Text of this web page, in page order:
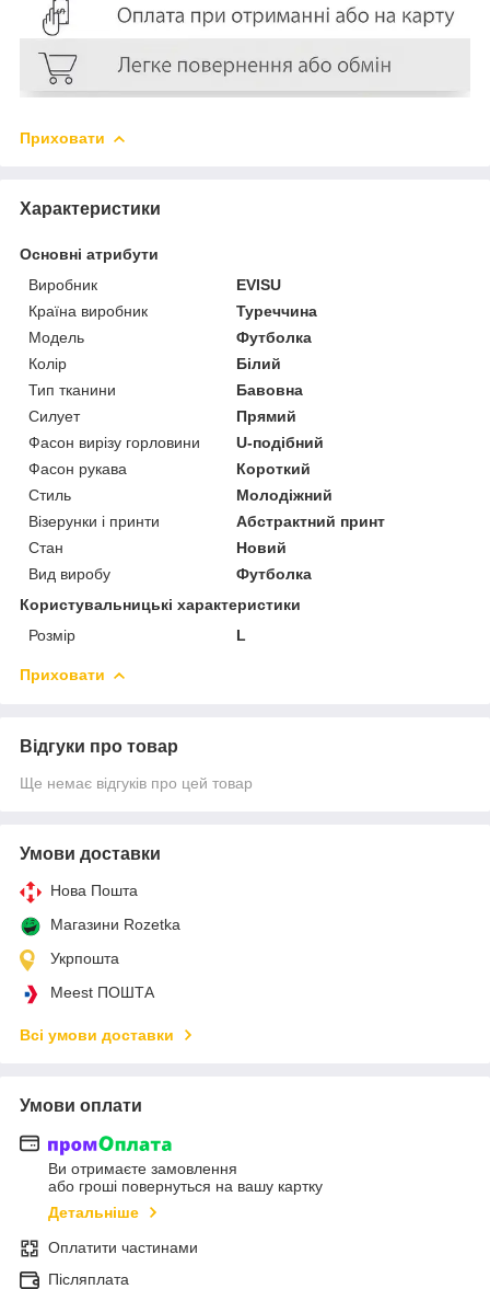
Приховати
Характеристики
Основні атрибути
Виробник
EVISU
Країна виробник
Туреччина
Модель
Футболка
Колір
Білий
Тип тканини
Бавовна
Силует
Прямий
Фасон вирізу горловини
U-подібний
Фасон рукава
Короткий
Стиль
Молодіжний
Візерунки і принти
Абстрактний принт
Стан
Новий
Вид виробу
Футболка
Користувальницькі характеристики
Розмір
L
Приховати
Відгуки про товар
Ще немає відгуків про цей товар
Умови доставки
Нова Пошта
Магазини Rozetka
Укрпошта
Meest ПОШТА
Всі умови доставки
Умови оплати
Ви отримаєте замовлення
або гроші повернуться на вашу картку
Детальніше
Оплатити частинами
Післяплата